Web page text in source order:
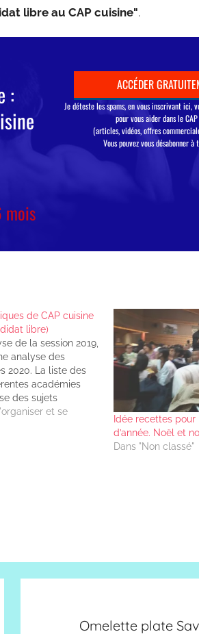
libre au CAP cuisine".
de CAP cuisine
libre)
de la session 2019,
analyse des
2020. La liste des
académies
des sujets
au CAP cuisine en
restera à jamais
et se
Idée recettes
d’année. Noël et
Dans "Non classé"
Omelette plate